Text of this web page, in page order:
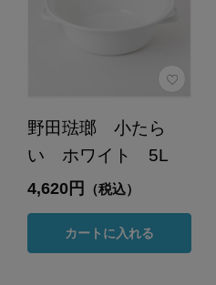
野田琺瑯 小たら
い ホワイト 5L
4,620円 （税込）
カートに入れる